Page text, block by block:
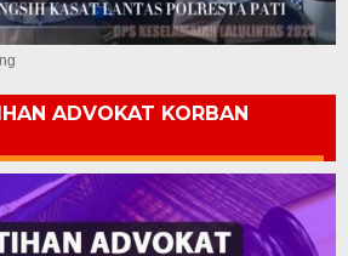
ADVOKAT KORBAN